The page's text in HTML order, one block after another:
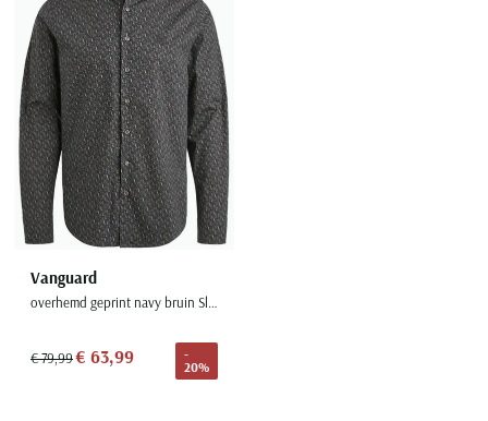
Vanguard
overhemd geprint navy bruin Slim Fit button-down
€ 79,99€ 63,99
-
20%
Toevoegen aan favorieten